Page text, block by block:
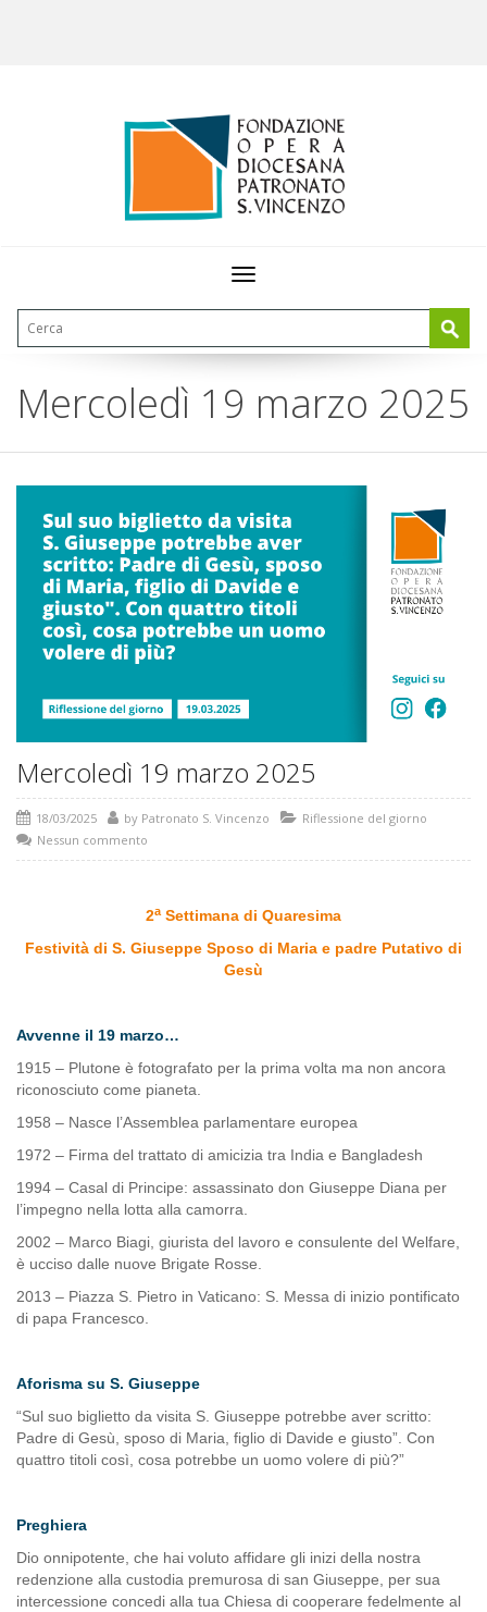
Toggle
Mercoledì 19 marzo 2025
Mercoledì 19 marzo 2025
18/03/2025 by Patronato S. Vincenzo
Riflessione del giorno
Nessun commento
2aSettimana di Quaresima
Festività di S. Giuseppe Sposo di Maria e padre Putativo di
Gesù
Avvenne il 19 marzo…
1915 – Plutone è fotografato per la prima volta ma non ancora
riconosciuto come pianeta.
1958 – Nasce l’Assemblea parlamentare europea
1972 – Firma del trattato di amicizia tra India e Bangladesh
1994 – Casal di Principe: assassinato don Giuseppe Diana per
l’impegno nella lotta alla camorra.
2002 – Marco Biagi, giurista del lavoro e consulente del Welfare,
è ucciso dalle nuove Brigate Rosse.
2013 – Piazza S. Pietro in Vaticano: S. Messa di inizio pontificato
di papa Francesco.
Aforisma su S. Giuseppe
“Sul suo biglietto da visita S. Giuseppe potrebbe aver scritto:
Padre di Gesù, sposo di Maria, figlio di Davide e giusto”. Con
quattro titoli così, cosa potrebbe un uomo volere di più?”
Preghiera
Dio onnipotente, che hai voluto affidare gli inizi della nostra
redenzione alla custodia premurosa di san Giuseppe, per sua
intercessione concedi alla tua Chiesa di cooperare fedelmente al